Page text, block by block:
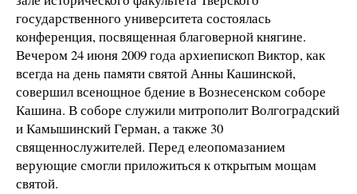
государственного университета состоялась
конференция, посвященная благоверной княгине.
Вечером 24 июня 2009 года архиепископ Виктор, как
всегда на день памяти святой Анны Кашинской,
совершил всенощное бдение в Вознесенском соборе
Кашина. В соборе служили митрополит Волгоградский
и Камышинский Герман, а также 30
священнослужителей. Перед елеопомазанием
верующие смогли приложиться к открытым мощам
святой.